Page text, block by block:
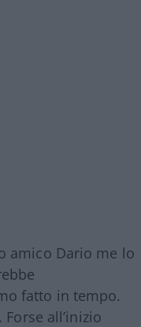
amico Dario me lo
fatto in tempo.
all’inizio